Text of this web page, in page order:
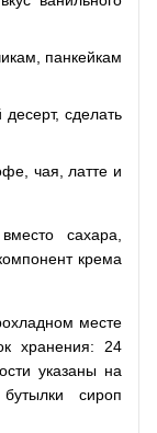
панкейкам
сделать
чая, латте и
сахара,
крема
месте
хранения: 24
указаны на
сироп